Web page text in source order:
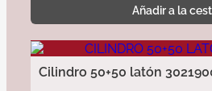
Añadir a la
Cilindro 50+50 latón